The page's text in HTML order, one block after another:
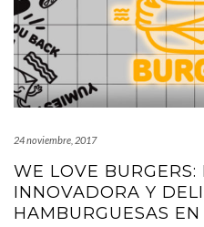
24 noviembre, 2017
WE LOVE
INNOVADORA Y
HAMBURGUESAS